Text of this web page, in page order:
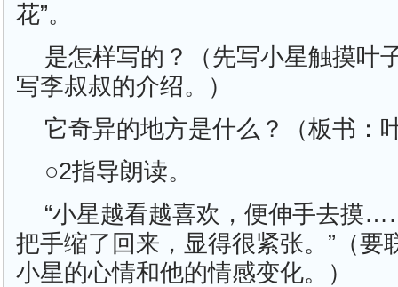
花”。
是怎样写的？（先写小星触摸叶
写李叔叔的介绍。）
它奇异的地方是什么？（板书：
○2指导朗读。
“小星越看越喜欢，便伸手去摸
把手缩了回来，显得很紧张。”（要
小星的心情和他的情感变化。）